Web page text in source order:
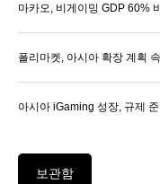
마카오, 비게이밍 GDP 60%
폴리마켓, 아시아 확장 계획
아시아 iGaming 성장, 규제
보관함